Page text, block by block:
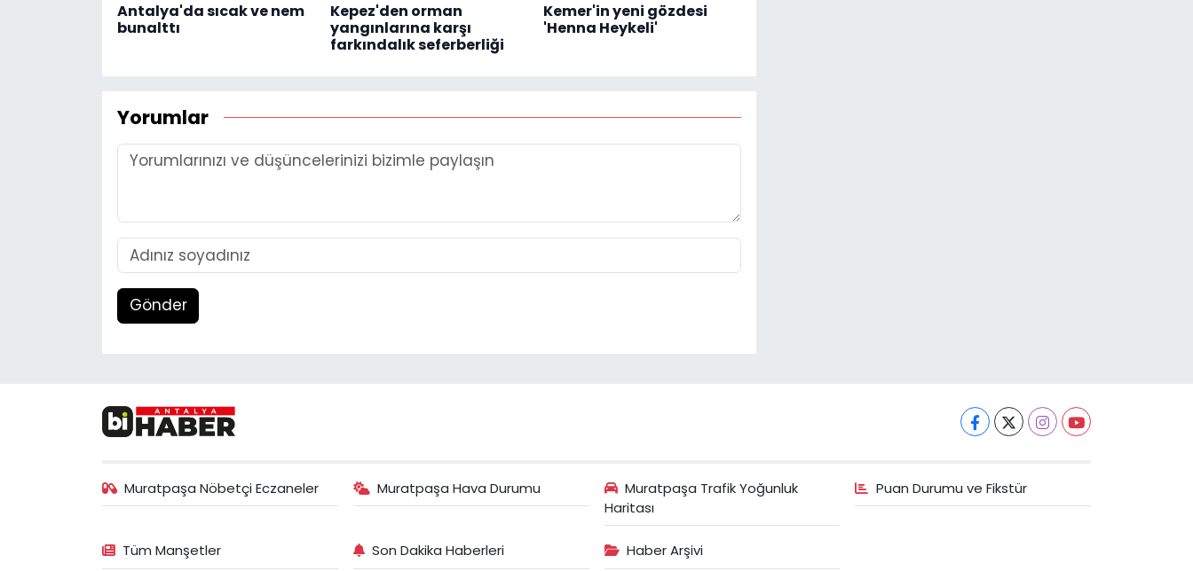
Antalya'da sıcak ve nem
bunalttı
Kepez'den orman
yangınlarına karşı
farkındalık seferberliği
Kemer'in yeni gözdesi
'Henna Heykeli'
Yorumlar
Gönder
Muratpaşa Nöbetçi Eczaneler Muratpaşa Hava Durumu
Muratpaşa Trafik Yoğunluk
Haritası
Puan Durumu ve Fikstür
Tüm Manşetler Son Dakika Haberleri Haber Arşivi